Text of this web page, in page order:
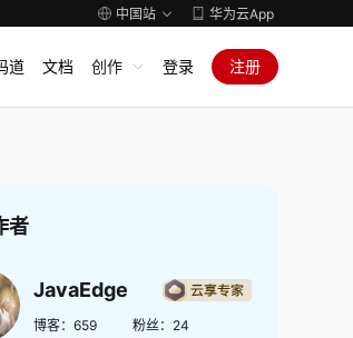
中国站 华为云App
道 文档 创作 登录 注册
者
JavaEdge
博客： 659 粉丝： 24